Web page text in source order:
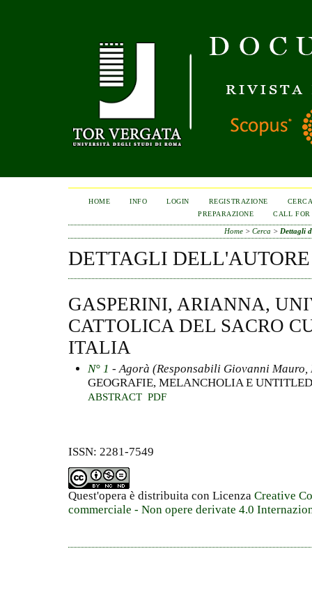
HOME INFO LOGIN REGISTRAZIONE
PREPARAZIONE
CALL FOR
Home> Cerca > Dettagli
DETTAGLI DELL'AUTORE
GASPERINI, ARIANNA,
CATTOLICA DEL SACRO
ITALIA
N° 1 - Agorà (Responsabili Giovanni Mauro,
GEOGRAFIE, MELANCHOLIA E
ABSTRACT PDF
ISSN: 2281-7549
Quest'opera è distribuita con Licenza Creative
commerciale - Non opere derivate 4.0